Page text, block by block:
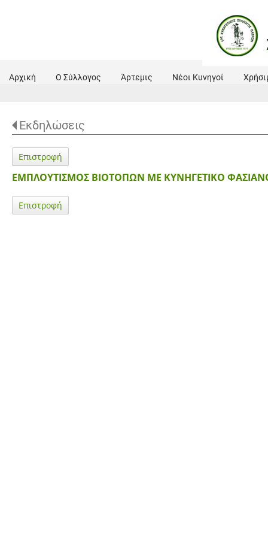
Αρχική Ο Σύλλογος Άρτεμις Νέοι Κυνηγοί
Εκδηλώσεις
Επιστροφή
ΕΜΠΛΟΥΤΙΣΜΟΣ ΒΙΟΤΟΠΩΝ ΜΕ ΚΥΝΗΓΕΤΙΚΟ
Επιστροφή